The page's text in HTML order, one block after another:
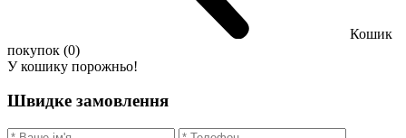
Кошик
покупок (0)
У кошику порожньо!
Швидке замовлення